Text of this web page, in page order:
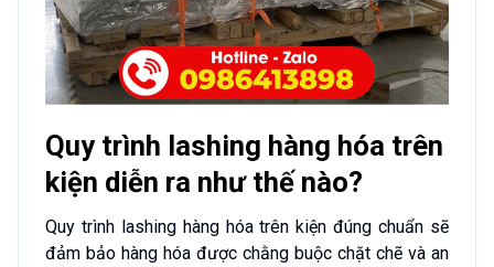
Quy trình lashing hàng hóa trên
kiện diễn ra như thế nào?
Quy trình lashing hàng hóa trên kiện đúng chuẩn sẽ
đảm bảo hàng hóa được chằng buộc chặt chẽ và an